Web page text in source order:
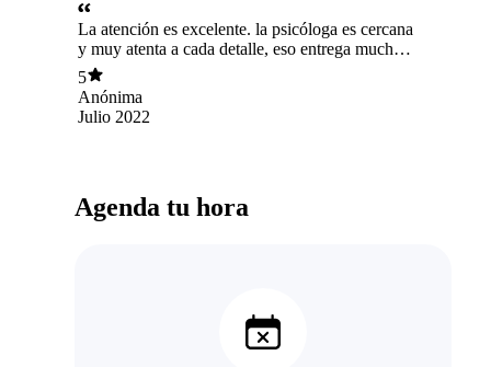
La atención es excelente. la psicóloga es cercana
y muy atenta a cada detalle, eso entrega mucha
confianza y sensación de estar siendo realmente
escuchada, crea una ambiente grato y de
tranquilidad.
5
Anónima
Julio 2022
Agenda tu hora